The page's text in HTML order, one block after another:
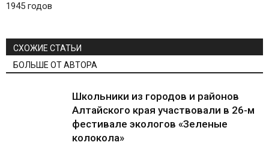
1945 годов
СХОЖИЕ СТАТЬИ
БОЛЬШЕ ОТ АВТОРА
Школьники из городов и районов
Алтайского края участвовали в 26-м
фестивале экологов «Зеленые
колокола»